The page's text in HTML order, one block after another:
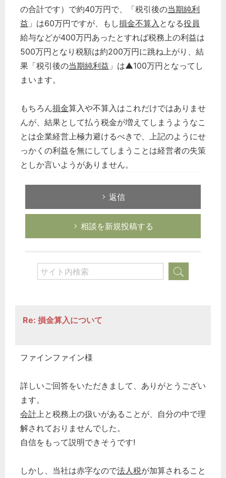
の合計です）で約40万円で、「税引後の当期純利
益 」は60万円ですが、もし損金不算入 となる役員
給与などが400万円あったとすれば税務上の利益は
500万円となり税額は約200万円に跳ね上がり、結
果「税引後の当期純利益 」は▲100万円となってし
まいます。
もちろん損金算入や不算入はこれだけではありませ
んが、結果として払う税金が増えてしまうようなこ
とは企業経営上極力避けるべきで、上記のようにせ
っかくの利益を無にしてしまうことは経営者の失策
としか言いようがありません。
返信
相談を新規投稿する
Re: 損金算入について
ファインファイン様
詳しいご回答をいただきまして、ありがとうござい
ます。
会計上と税務上の扱いがあることが、自分の中で理
解されておりませんでした。
自信をもって説明できそうです!
しかし、当社は赤字なので法人税が加算されること